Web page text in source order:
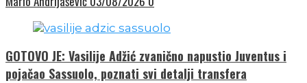
GOTOVO JE: Vasilije Adžić zvanično napustio Juventus i
pojačao Sassuolo, poznati svi detalji transfera